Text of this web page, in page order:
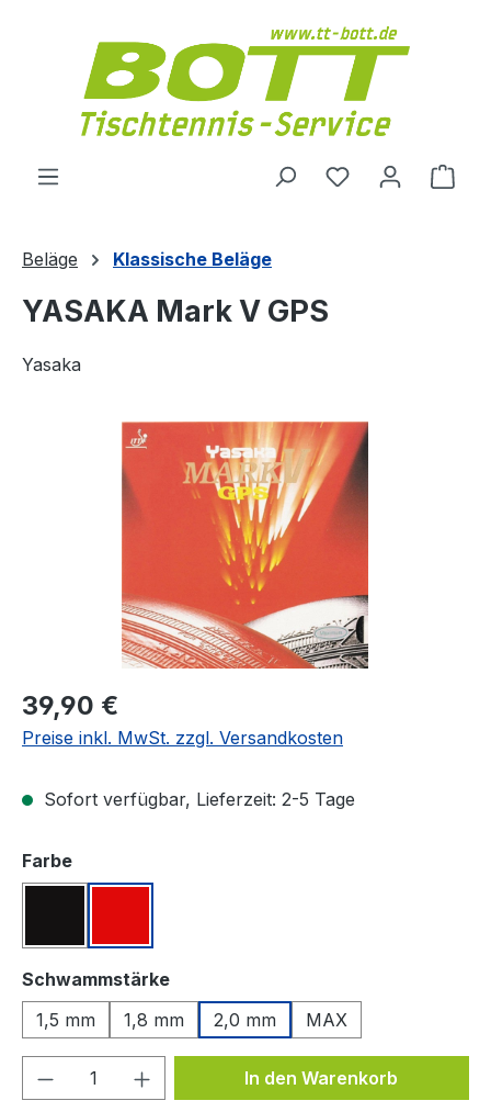
Du hast 0
Beläge Klassische Beläge
YASAKA Mark V GPS
Yasaka
Regulärer Preis:
39,90 €
Preise inkl. MwSt. zzgl. Versandkosten
Sofort verfügbar, Lieferzeit: 2-5 Tage
Farbeauswählen
Schwammstärkeauswählen
1,5 mm
1,8 mm 2,0 mm MAX
Produkt Anzahl: Gib denIn den Warenkorb